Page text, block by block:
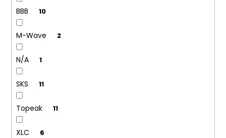
BBB 10
M-Wave 2
N/A 1
SKS 11
Topeak 11
XLC 6
m